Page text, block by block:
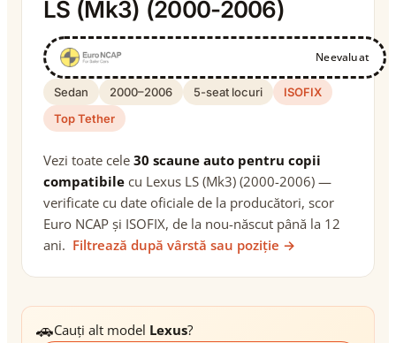
LS (Mk3) (2000-2006)
Neevaluat
Sedan 2000–2006 5-seat locuri
ISOFIX
Top Tether
Vezi toate cele 30 scaune auto pentru copii
compatibile cu Lexus LS (Mk3) (2000-2006) —
verificate cu date oficiale de la producători, scor
Euro NCAP și ISOFIX, de la nou-născut până la 12
ani. Filtrează după vârstă sau poziție →
🚗Cauți alt model Lexus?